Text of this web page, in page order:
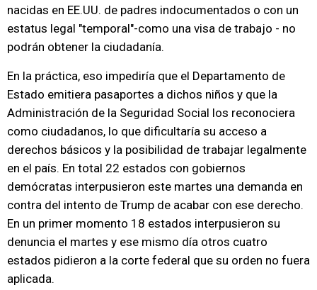
nacidas en EE.UU. de padres indocumentados o con un
estatus legal "temporal"-como una visa de trabajo - no
podrán obtener la ciudadanía.
En la práctica, eso impediría que el Departamento de
Estado emitiera pasaportes a dichos niños y que la
Administración de la Seguridad Social los reconociera
como ciudadanos, lo que dificultaría su acceso a
derechos básicos y la posibilidad de trabajar legalmente
en el país. En total 22 estados con gobiernos
demócratas interpusieron este martes una demanda en
contra del intento de Trump de acabar con ese derecho.
En un primer momento 18 estados interpusieron su
denuncia el martes y ese mismo día otros cuatro
estados pidieron a la corte federal que su orden no fuera
aplicada.